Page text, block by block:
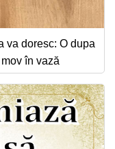
va doresc: O dupa
în vază